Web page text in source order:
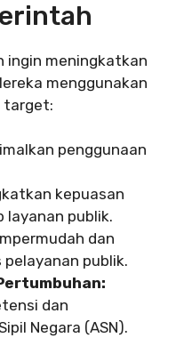
ingin meningkatkan
menggunakan
target:
penggunaan
kepuasan
publik.
dan
publik.
dan
Negara (ASN).